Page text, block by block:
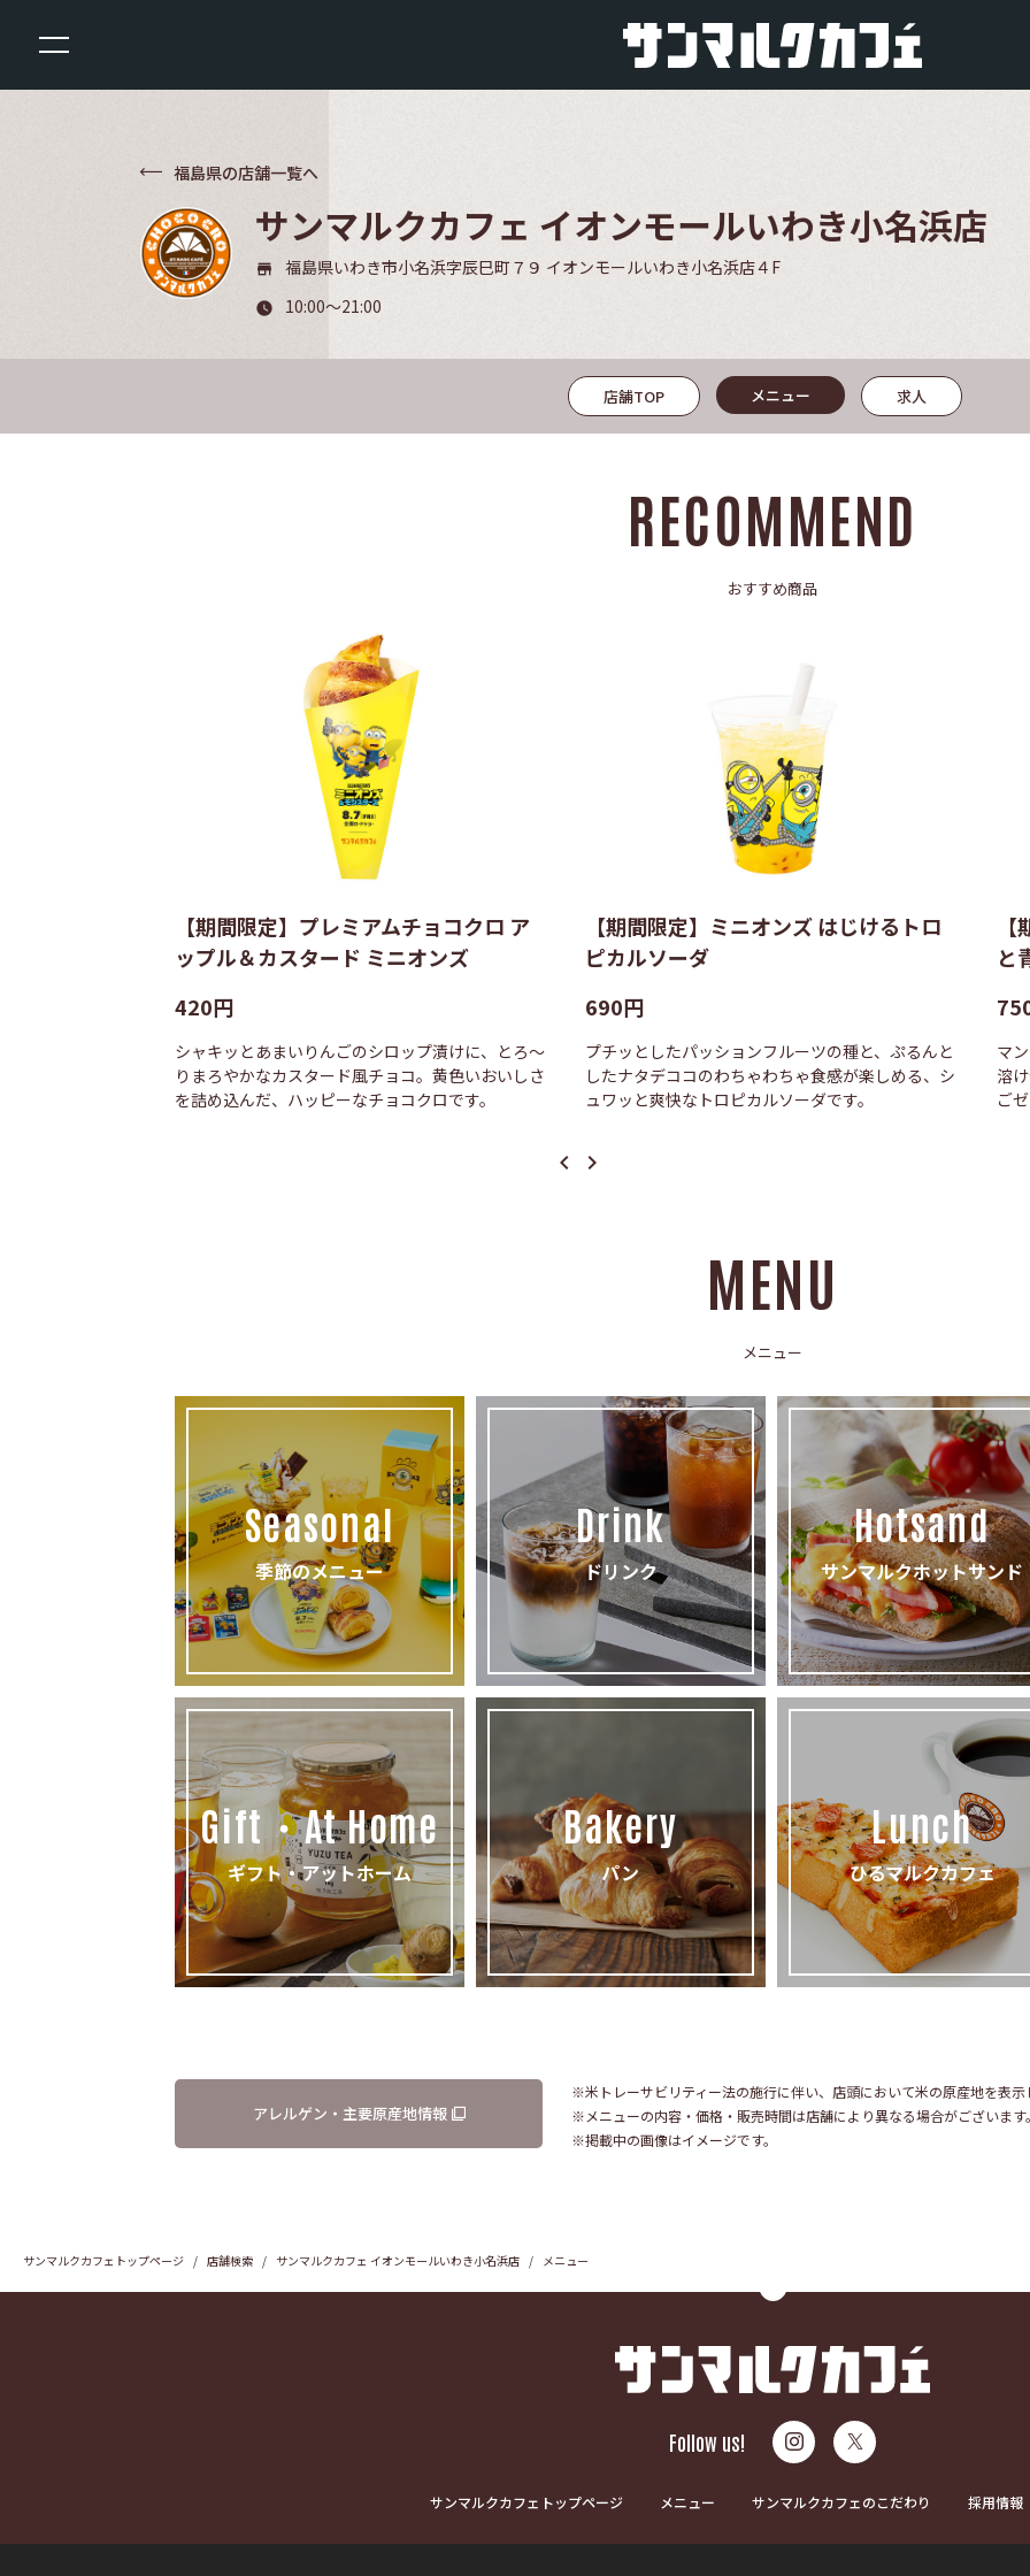
福島県の店舗一覧へ
サンマルクカフェ イオンモールいわき小名浜店
store_mall_directory 福島県いわき市小名浜字辰巳町７９ イオンモールいわき小名浜店４F
watch_later 10:00～21:00
店舗TOP メニュー 求人
RECOMMEND
おすすめ商品
【期間限定】プレミアムチョコクロ ア
ップル＆カスタード ミニオンズ
420円
シャキッとあまいりんごのシロップ漬けに、とろ〜
りまろやかなカスタード風チョコ。黄色いおいしさ
を詰め込んだ、ハッピーなチョコクロです。
【期間限定】ミニオンズ はじけるトロ
ピカルソーダ
690円
プチッとしたパッションフルーツの種と、ぷるんと
したナタデココのわちゃわちゃ食感が楽しめる、シ
ュワッと爽快なトロピカルソーダです。
と
マ
溶
ご
navigate_before navigate_next
MENU
メニュー
Seasonal
季節のメニュー
Drink
ドリンク
Hotsand
サンマルクホットサンド
Gift・At Home
ギフト・アットホーム
Bakery
パン
Lunch
ひるマルクカフェ
アレルゲン・主要原産地情報
※米トレーサビリティー法の施行に伴い、店頭において米の原産地を表示
※メニューの内容・価格・販売時間は店舗により異なる場合がございま
※掲載中の画像はイメージです。
サンマルクカフェトップページ 店舗検索 サンマルクカフェ イオンモールいわき小名浜店 メニュー
Follow us!
サンマルクカフェトップページ メニュー サンマルクカフェのこだわり 採用情報